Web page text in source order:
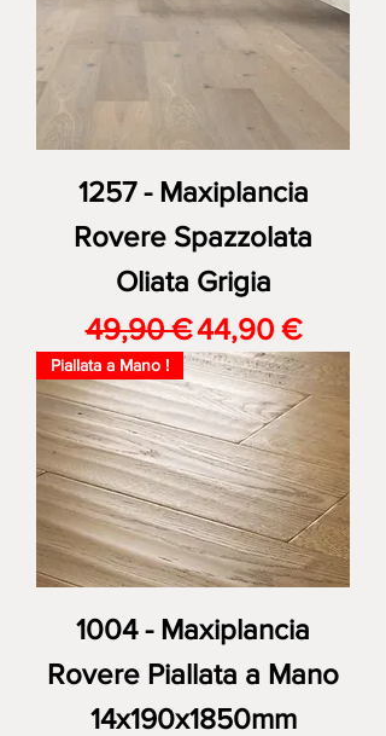
1257 - Maxiplancia
Rovere Spazzolata
Oliata Grigia
Prezzo regolare
49,90 €Prezzo
44,90 €
Piallata a Mano !
1004 - Maxiplancia
Rovere Piallata a Mano
14x190x1850mm